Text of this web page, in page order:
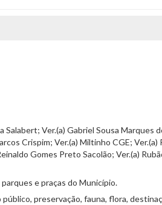
Ver.(a) Gabriel Sousa Marques
Crispim; Ver.(a) Miltinho CGE;
Gomes Preto Sacolão; Ver.(a)
e praças do Município.
público, preservação, fauna, flora,